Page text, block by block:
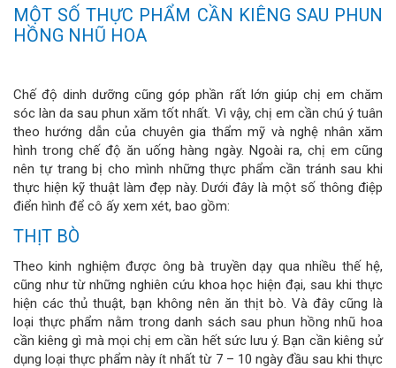
MỘT SỐ THỰC PHẨM CẦN KIÊNG SAU PHUN
HỒNG NHŨ HOA
Chế độ dinh dưỡng cũng góp phần rất lớn giúp chị em chăm
sóc làn da sau phun xăm tốt nhất. Vì vậy, chị em cần chú ý tuân
theo hướng dẫn của chuyên gia thẩm mỹ và nghệ nhân xăm
hình trong chế độ ăn uống hàng ngày. Ngoài ra, chị em cũng
nên tự trang bị cho mình những thực phẩm cần tránh sau khi
thực hiện kỹ thuật làm đẹp này. Dưới đây là một số thông điệp
điển hình để cô ấy xem xét, bao gồm:
THỊT BÒ
Theo kinh nghiệm được ông bà truyền dạy qua nhiều thế hệ,
cũng như từ những nghiên cứu khoa học hiện đại, sau khi thực
hiện các thủ thuật, bạn không nên ăn thịt bò. Và đây cũng là
loại thực phẩm nằm trong danh sách sau phun hồng nhũ hoa
cần kiêng gì mà mọi chị em cần hết sức lưu ý. Bạn cần kiêng sử
dụng loại thực phẩm này ít nhất từ 7 – 10 ngày đầu sau khi thực